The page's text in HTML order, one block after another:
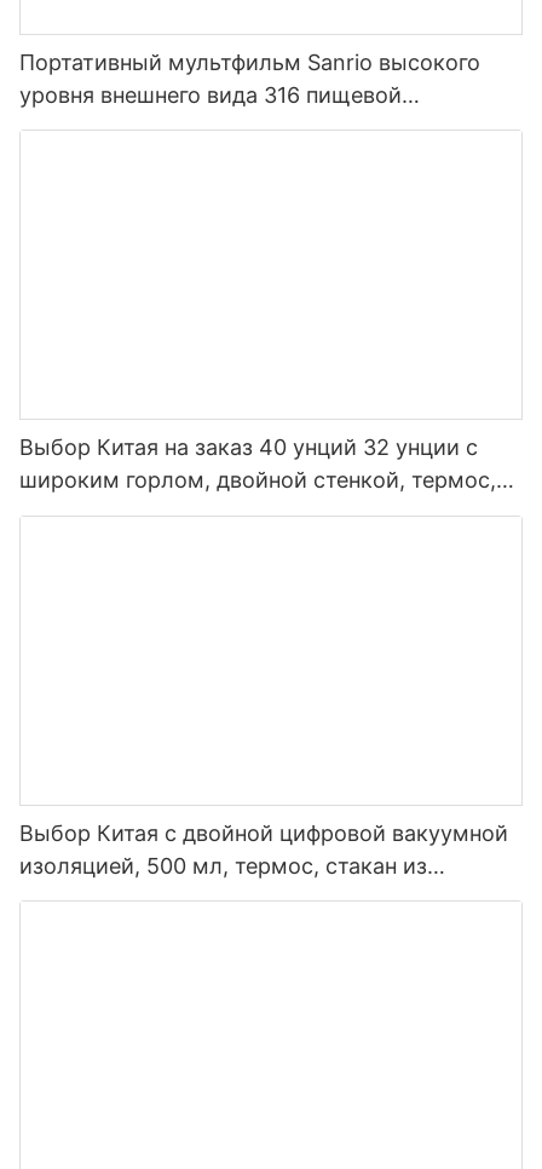
Портативный мультфильм Sanrio высокого
уровня внешнего вида 316 пищевой
нержавеющей стали термос для детей
Выбор Китая на заказ 40 унций 32 унции с
широким горлом, двойной стенкой, термос,
изолированная спортивная бутылка для воды
Выбор Китая с двойной цифровой вакуумной
изоляцией, 500 мл, термос, стакан из
нержавеющей стали, умная бутылка для